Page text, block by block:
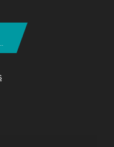
ce produit?